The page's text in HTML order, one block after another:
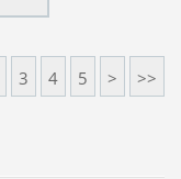
3 4 5 > >>